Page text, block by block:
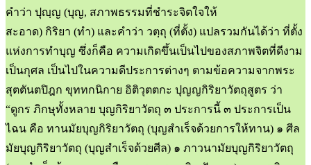
คำว่า ปุญฺญ (บุญ, สภาพธรรมที่ชำระจิตใจให้
สะอาด) กิริยา (ทำ) และคำว่า วตฺถุ (ที่ตั้ง) แปลรวมกันได้ว่า ที่ตั้ง
แห่งการทำบุญ ซึ่งก็คือ ความเกิดขึ้นเป็นไปของสภาพจิตที่ดีงาม
เป็นกุศล เป็นไปในความดีประการต่างๆ ตามข้อความจากพระ
สุตตันตปิฎก ขุททกนิกาย อิติวุตตกะ ปุญญกิริยาวัตถุสูตร ว่า
“ดูกร ภิกษุทั้งหลาย บุญกิริยาวัตถุ ๓ ประการนี้ ๓ ประการเป็น
ไฉน คือ ทานมัยบุญกิริยาวัตถุ (บุญสำเร็จด้วยการให้ทาน) ๑ ศีล
มัยบุญกิริยาวัตถุ (บุญสำเร็จด้วยศีล) ๑ ภาวนามัยบุญกิริยาวัตถุ